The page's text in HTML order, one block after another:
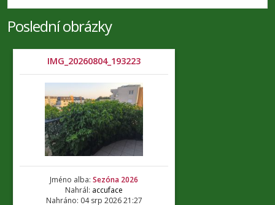
Poslední obrázky
IMG_20260804_193223
Jméno alba: Sezóna 2026
Nahrál: accuface
Nahráno: 04 srp 2026 21:27